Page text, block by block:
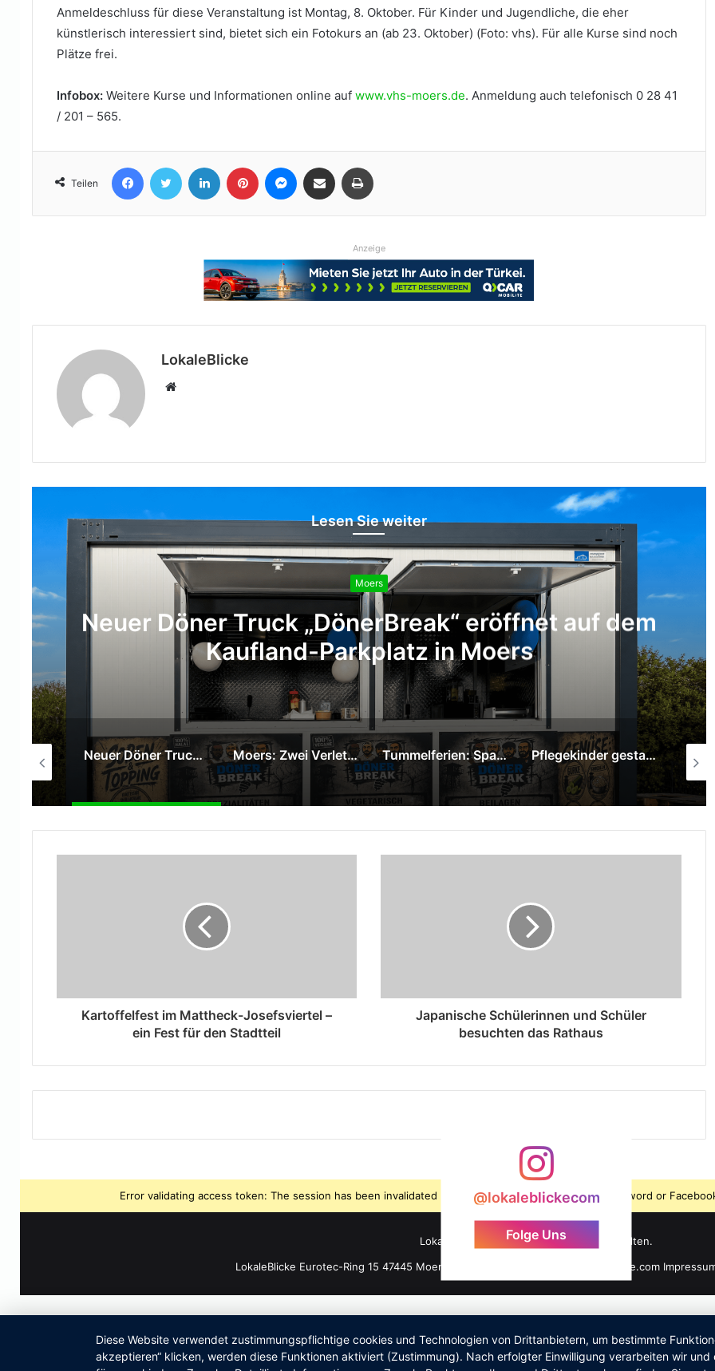
Anmeldeschluss für diese Veranstaltung ist Montag, 8. Oktober. Für Kinder und Jugendliche, die eher
künstlerisch interessiert sind, bietet sich ein Fotokurs an (ab 23. Oktober) (Foto: vhs). Für alle Kurse sind noch
Plätze frei.
Infobox: Weitere Kurse und Informationen online auf www.vhs-moers.de. Anmeldung auch telefonisch 0 28 41
/ 201 – 565.
Teilen
FacebookTwitter LinkedIn Pinterest Messenger
Teile per E-Mail
Anzeige
LokaleBlicke
Webseite
Lesen Sie weiter
Moers
Neuer Döner Truck „DönerBreak“ eröffnet auf dem
Kaufland-Parkplatz in Moers
SPD Moers verleiht Willy-Brandt-Medaille an Hans Gerd Rötters Neuer Döner Truck „DönerBreak“ eröffnet auf dem Kaufland-Parkplatz in Moers Moers: Zwei Verletzte bei Verkehrsunfall auf der Venloer Straße Tummelferien: Sparkasse am Niederrhein überreicht 1.000-Euro-Spende Pflegekinder gestalten mit Graffiti-Kunst neue Räume im Pflegekinderdienst
Kartoffelfest im Mattheck-Josefsviertel –
ein Fest für den Stadtteil
Japanische Schülerinnen und Schüler
besuchten das Rathaus
@lokaleblickecom
Folge Uns
Error validating access token: The session has been invalidated because the user changed their password or
LokaleBlicke ©2026 - Alle Rechte vorbehalten.
LokaleBlicke Eurotec-Ring 15 47445 Moers +49 176 61 101 464 info@lokaleblicke.com
Diese Website verwendet zustimmungspflichtige cookies und Technologien von Drittanbietern, um bestimmte
akzeptieren“ klicken, werden diese Funktionen aktiviert (Zustimmung). Nach erfolgter Einwilligung verarbeiten wir